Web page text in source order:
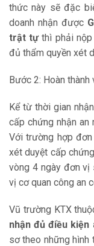
thức này sẽ đặc
doanh nhận được
trật tựthì phải
đủ thẩm quyền xét
Bước 2: Hoàn thành
Kể từ thời gian
cấp chứng nhận
Với trường hợp
xét duyệt cấp
vòng 4 ngày đơn
vị cơ quan công an
Vũ trường KTX
nhận đủ điều
sơ theo những hình